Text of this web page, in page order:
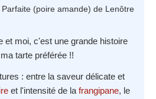
et moi, c'est une grande histoire
tarte préférée !!
: entre la saveur délicate et
et l'intensité de la frangipane, le